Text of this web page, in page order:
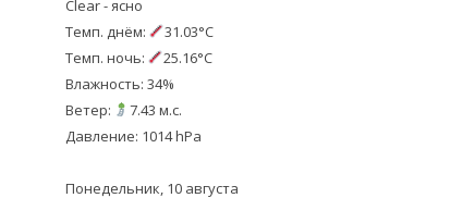
Clear - ясно
Темп. днём:
31.03°C
Темп. ночь:
25.16°C
Влажность: 34%
Ветер:
7.43 м.с.
Давление: 1014 hPa
Понедельник, 10 августа